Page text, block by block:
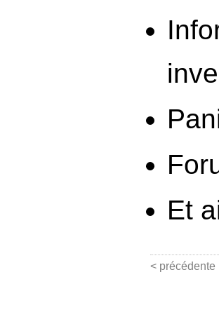
Et
< précédente